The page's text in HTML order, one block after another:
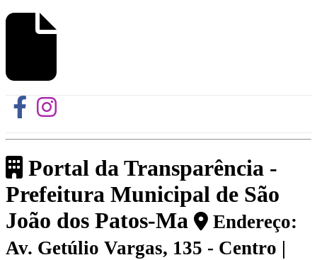
Portal da Transparência -
Prefeitura Municipal de São
João dos Patos-Ma
Endereço:
Av. Getúlio Vargas, 135 - Centro |